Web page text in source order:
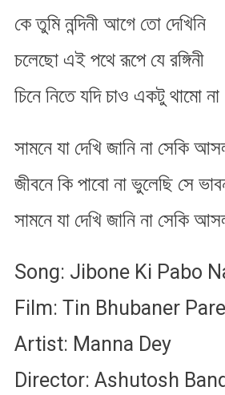
কে তুমি নন্দিনী আগে তো দেখিনি
চলেছো এই পথে রূপে যে রঙ্গিনী
চিনে নিতে যদি চাও একটু থামো না
সামনে যা দেখি জানি না সেকি
জীবনে কি পাবো না ভুলেছি সে
সামনে যা দেখি জানি না সেকি
Song: Jibone Ki Pabo
Film: Tin Bhubaner
Artist: Manna Dey
Director: Ashutosh